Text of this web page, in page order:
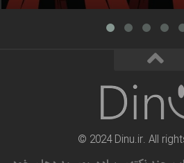
© 2024 Dinu.ir. All